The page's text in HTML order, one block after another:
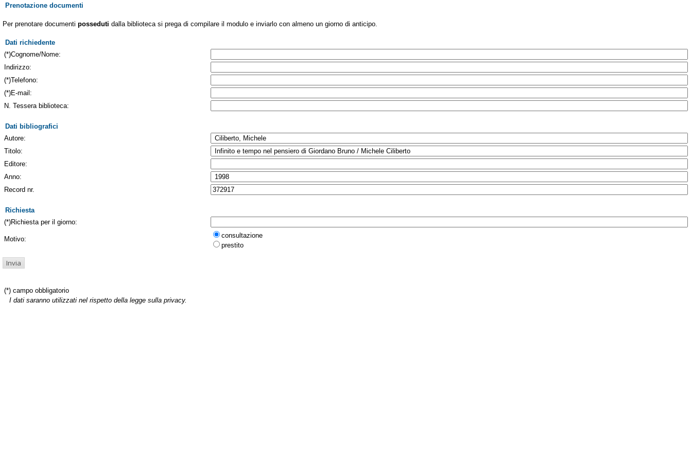
Prenotazione documenti
Per prenotare documenti posseduti dalla biblioteca si prega di compilare il modulo e inviarlo con almeno un giorno di anticipo.
Dati richiedente
(*)Cognome/Nome:
Indirizzo:
(*)Telefono:
(*)E-mail:
N. Tessera biblioteca:
Dati bibliografici
Autore:
Titolo:
Editore:
Anno:
Record nr.
Richiesta
(*)Richiesta per il giorno:
Motivo:
consultazione
prestito
(*) campo obbligatorio
I dati saranno utilizzati nel rispetto della legge sulla privacy.